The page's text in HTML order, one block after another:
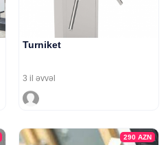
Turniket
3 il əvvəl
290 AZN